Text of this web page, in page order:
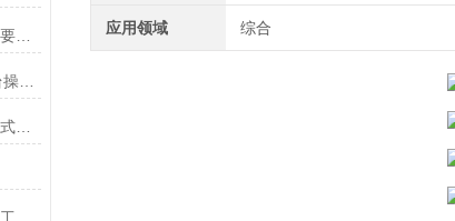
电池包控温设备的使用要素，必须要知道！
普泰克-转换器 / 逆变器性能测试台操作使用
雾化仪温度测试装置可以分为接触式和非接触式两大类
应用领域 综合